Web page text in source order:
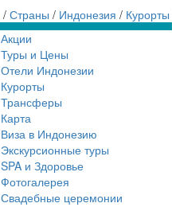
/ Страны / Индонезия / Курорты
Акции
Туры и Цены
Отели Индонезии
Курорты
Трансферы
Карта
Виза в Индонезию
Экскурсионные туры
SPA и Здоровье
Фотогалерея
Свадебные церемонии